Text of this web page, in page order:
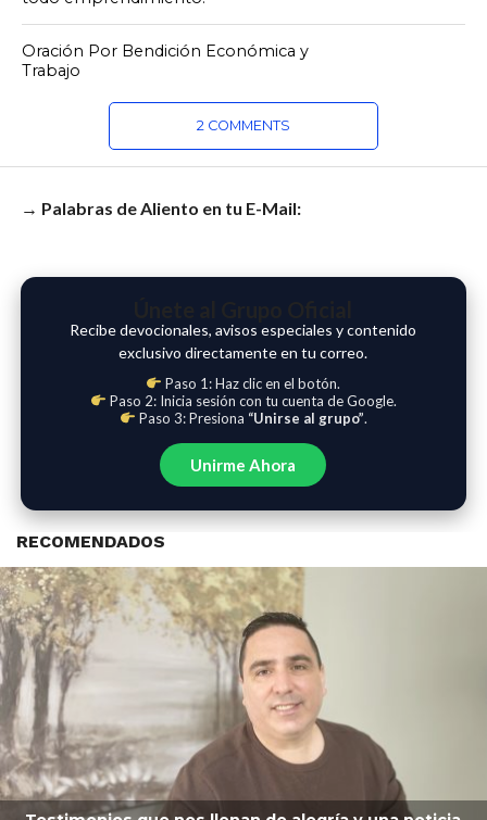
Oración Por Bendición Económica y
Trabajo
2 COMMENTS
→ Palabras de Aliento en tu E-Mail:
Recibe devocionales, avisos especiales y contenido
exclusivo directamente en tu correo.
Paso 1: Haz clic en el botón.
Paso 2: Inicia sesión con tu cuenta de Google.
Paso 3: Presiona “Unirse al grupo”.
Unirme Ahora
RECOMENDADOS